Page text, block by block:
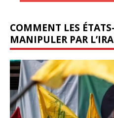
COMMENT LES
MANIPULER PAR